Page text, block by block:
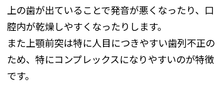
上の歯が出ていることで発音が悪くなったり、口
腔内が乾燥しやすくなったりします。
また上顎前突は特に人目につきやすい歯列不正の
ため、特にコンプレックスになりやすいのが特徴
です。